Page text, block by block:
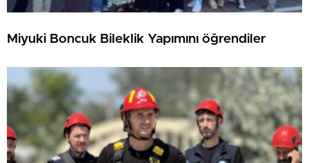
Miyuki Boncuk Bileklik Yapımını öğrendiler